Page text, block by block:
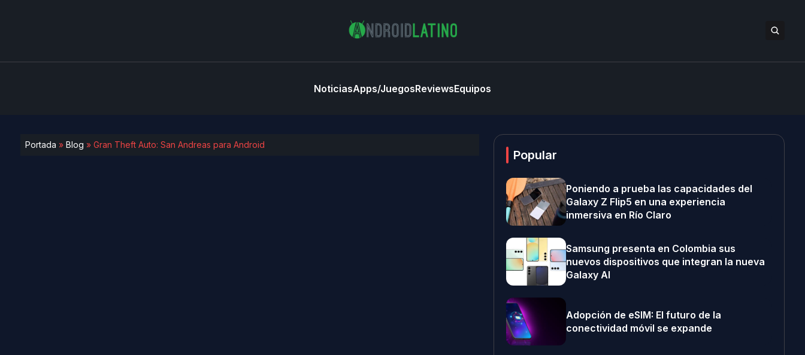
NoticiasApps/JuegosReviewsEquipos
Portada » Blog » Gran Theft Auto: San Andreas para Android
Popular
Poniendo a prueba las capacidades del
Galaxy Z Flip5 en una experiencia
inmersiva en Río Claro
Samsung presenta en Colombia sus
nuevos dispositivos que integran la nueva
Galaxy AI
Adopción de eSIM: El futuro de la
conectividad móvil se expande